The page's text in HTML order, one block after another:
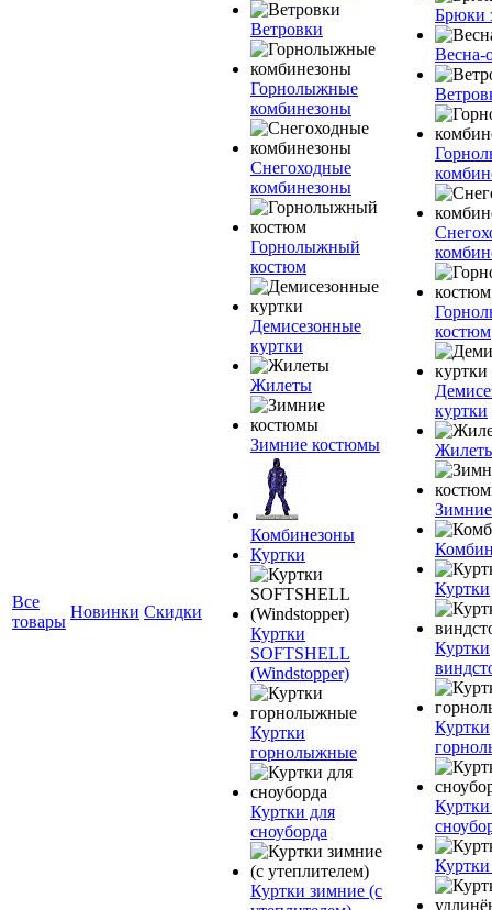
Все
товары
Новинки Скидки
Ветровки
Горнолыжные
комбинезоны
Снегоходные
комбинезоны
Горнолыжный
костюм
Демисезонные
куртки
Жилеты
Зимние костюмы
Комбинезоны
Куртки
Куртки
SOFTSHELL
(Windstopper)
Куртки
горнолыжные
Куртки для
сноуборда
Куртки зимние (с
Брюки
Весна-
костюм
куртки
Куртки
Куртки
Куртки
Куртки